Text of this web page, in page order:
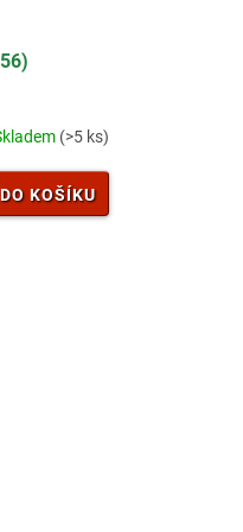
(>5 ks)
DO KOŠÍKU